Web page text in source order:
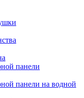
панели
панели на водной